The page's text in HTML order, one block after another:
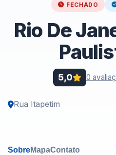
FECHADO
Rio De
5,0 0
Rua Itapetim
SobreMapaContato